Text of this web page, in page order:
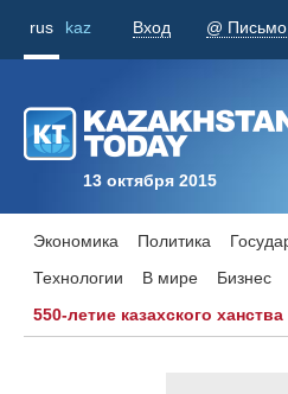
rus kaz Вход @
13 октября 2015
Экономика Политика
Технологии
В мире Бизнес
550-летие казахского ханства